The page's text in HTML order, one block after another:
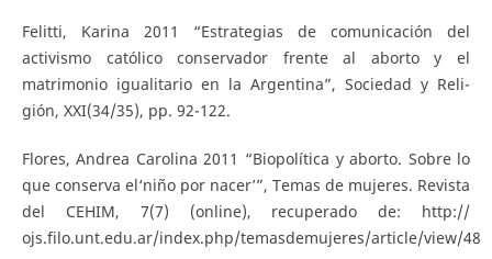
Felitti, Karina 2011 “Estrategias de comunicación del
activismo católico conservador frente al aborto y el
matrimonio igualitario en la Argentina”, Sociedad y Reli-
gión, XXI(34/35), pp. 92-122.
Flores, Andrea Carolina 2011 “Biopolítica y aborto. Sobre lo
que conserva el‘niño por nacer’”, Temas de mujeres. Revista
del CEHIM, 7(7) (online), recuperado de: http://
ojs.filo.unt.edu.ar/index.php/temasdemujeres/article/view/48